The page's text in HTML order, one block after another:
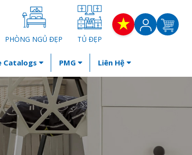
PHÒNG NGỦ ĐẸP TỦ ĐẸP
Catalogs PMG Liên Hệ